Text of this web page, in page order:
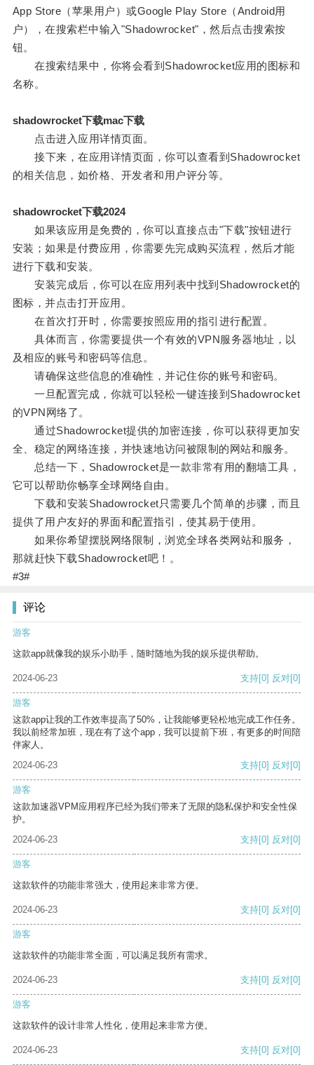
App Store（苹果用户）或Google Play Store（Android用
户），在搜索栏中输入"Shadowrocket"，然后点击搜索按
钮。
在搜索结果中，你将会看到Shadowrocket应用的图标和
名称。
shadowrocket下载mac下载
点击进入应用详情页面。
接下来，在应用详情页面，你可以查看到Shadowrocket
的相关信息，如价格、开发者和用户评分等。
shadowrocket下载2024
如果该应用是免费的，你可以直接点击"下载"按钮进行
安装；如果是付费应用，你需要先完成购买流程，然后才能
进行下载和安装。
安装完成后，你可以在应用列表中找到Shadowrocket的
图标，并点击打开应用。
在首次打开时，你需要按照应用的指引进行配置。
具体而言，你需要提供一个有效的VPN服务器地址，以
及相应的账号和密码等信息。
请确保这些信息的准确性，并记住你的账号和密码。
一旦配置完成，你就可以轻松一键连接到Shadowrocket
的VPN网络了。
通过Shadowrocket提供的加密连接，你可以获得更加安
全、稳定的网络连接，并快速地访问被限制的网站和服务。
总结一下，Shadowrocket是一款非常有用的翻墙工具，
它可以帮助你畅享全球网络自由。
下载和安装Shadowrocket只需要几个简单的步骤，而且
提供了用户友好的界面和配置指引，使其易于使用。
如果你希望摆脱网络限制，浏览全球各类网站和服务，
那就赶快下载Shadowrocket吧！。
#3#
评论
游客
这款app就像我的娱乐小助手，随时随地为我的娱乐提供帮助。
2024-06-23 支持[0] 反对[0]
游客
这款app让我的工作效率提高了50%，让我能够更轻松地完成工作任务。
我以前经常加班，现在有了这个app，我可以提前下班，有更多的时间陪
伴家人。
2024-06-23
支持[0] 反对[0]
游客
这款加速器VPM应用程序已经为我们带来了无限的隐私保护和安全性保
护。
2024-06-23
支持[0] 反对[0]
游客
这款软件的功能非常强大，使用起来非常方便。
2024-06-23 支持[0] 反对[0]
游客
这款软件的功能非常全面，可以满足我所有需求。
2024-06-23 支持[0] 反对[0]
游客
这款软件的设计非常人性化，使用起来非常方便。
2024-06-23 支持[0] 反对[0]